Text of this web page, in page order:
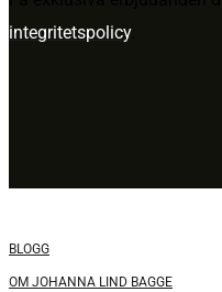
integritetspolicy.
BLOGG
OM JOHANNA LIND BAGGE